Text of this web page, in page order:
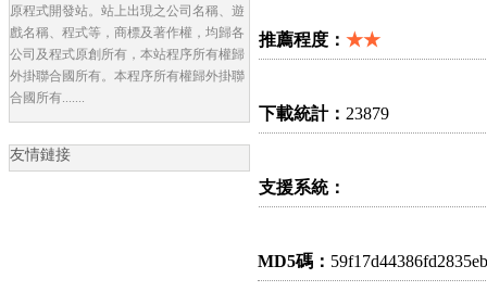
原程式開發站。站上出現之公司名稱、遊
戲名稱、程式等，商標及著作權，均歸各
公司及程式原創所有，本站程序所有權歸
外掛聯合國所有。本程序所有權歸外掛聯
合國所有.......
友情鏈接
推薦程度：★★
下載統計： 23879
支援系統：
MD5碼：